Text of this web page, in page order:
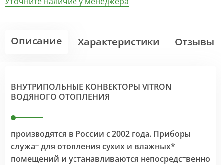
Описание Характеристики Отзывы
ВНУТРИПОЛЬНЫЕ КОНВЕКТОРЫ VITRON
ВОДЯНОГО ОТОПЛЕНИЯ
производятся в России с 2002 года. Приборы
служат для отопления сухих и влажных*
помещений и устанавливаются непосредственно